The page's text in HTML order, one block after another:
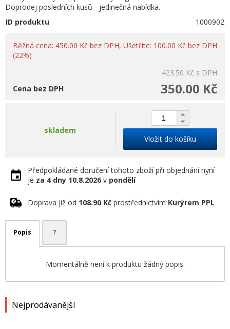
Nejprodávanější
Doprodej posledních kusů - jedinečná nabídka.
ID produktu
1000902
Běžná cena: 450.00 Kč bez DPH, Ušetříte: 100.00 Kč bez DPH
(22%)
423.50 Kč s DPH
350.00 Kč
Cena bez DPH
skladem
Vložit do košíku
Předpokládané doručení tohoto zboží při objednání nyní
je za 4 dny 10.8.2026 v pondělí
Doprava již od 108.90 Kč prostřednictvím Kurýrem PPL
Popis ?
Momentálně není k produktu žádný popis.